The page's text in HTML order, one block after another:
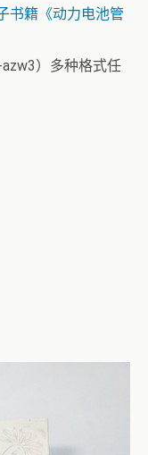
书籍《动力电池管
）多种格式任